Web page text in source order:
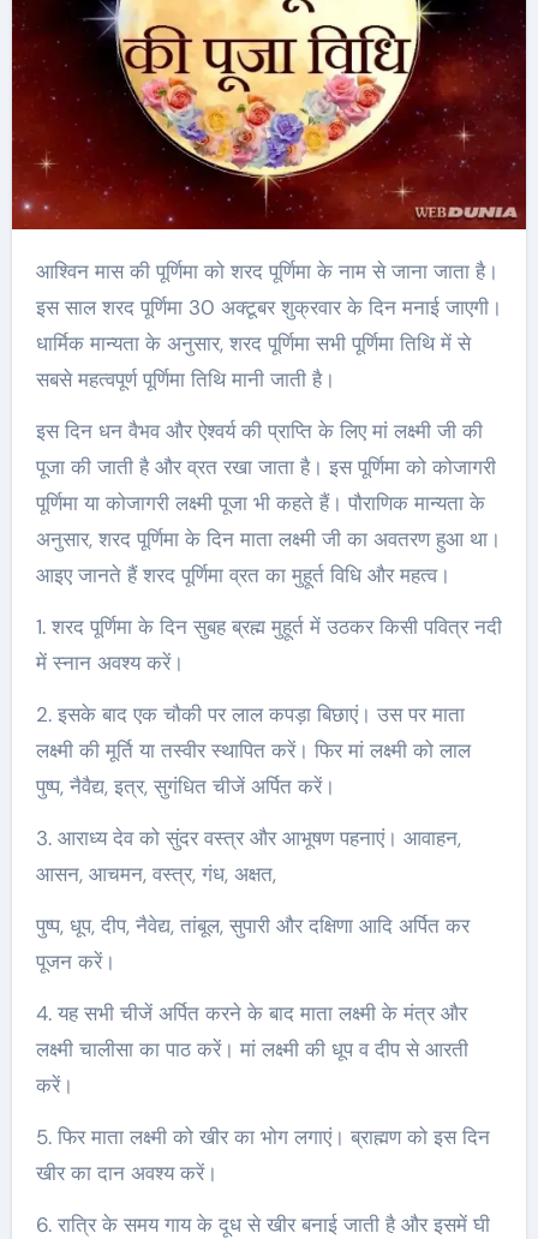
आश्विन मास की पूर्णिमा को शरद पूर्णिमा के नाम से जाना जाता है।
इस साल शरद पूर्णिमा 30 अक्टूबर शुक्रवार के दिन मनाई जाएगी।
धार्मिक मान्यता के अनुसार, शरद पूर्णिमा सभी पूर्णिमा तिथि में से
सबसे महत्वपूर्ण पूर्णिमा तिथि मानी जाती है।
इस दिन धन वैभव और ऐश्वर्य की प्राप्ति के लिए मां लक्ष्मी जी की
पूजा की जाती है और व्रत रखा जाता है। इस पूर्णिमा को कोजागरी
पूर्णिमा या कोजागरी लक्ष्मी पूजा भी कहते हैं। पौराणिक मान्यता के
अनुसार, शरद पूर्णिमा के दिन माता लक्ष्मी जी का अवतरण हुआ था।
आइए जानते हैं शरद पूर्णिमा व्रत का मुहूर्त विधि और महत्व।
1. शरद पूर्णिमा के दिन सुबह ब्रह्म मुहूर्त में उठकर किसी पवित्र नदी
में स्नान अवश्य करें।
2. इसके बाद एक चौकी पर लाल कपड़ा बिछाएं। उस पर माता
लक्ष्मी की मूर्ति या तस्वीर स्थापित करें। फिर मां लक्ष्मी को लाल
पुष्प, नैवैद्य, इत्र, सुगंधित चीजें अर्पित करें।
3. आराध्य देव को सुंदर वस्त्र और आभूषण पहनाएं। आवाहन,
आसन, आचमन, वस्त्र, गंध, अक्षत,
पुष्प, धूप, दीप, नैवेद्य, तांबूल, सुपारी और दक्षिणा आदि अर्पित कर
पूजन करें।
4. यह सभी चीजें अर्पित करने के बाद माता लक्ष्मी के मंत्र और
लक्ष्मी चालीसा का पाठ करें। मां लक्ष्मी की धूप व दीप से आरती
करें।
5. फिर माता लक्ष्मी को खीर का भोग लगाएं। ब्राह्मण को इस दिन
खीर का दान अवश्य करें।
6. रात्रि के समय गाय के दूध से खीर बनाई जाती है और इसमें घी